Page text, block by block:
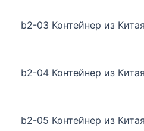
b2-03 Контейнер из
b2-04 Контейнер из
b2-05 Контейнер из